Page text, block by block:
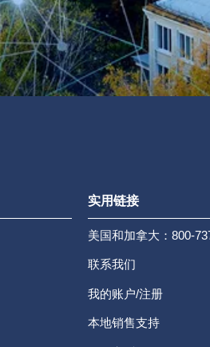
实用链接
美国和加拿大：800-
联系我们
我的账户/注册
本地销售支持